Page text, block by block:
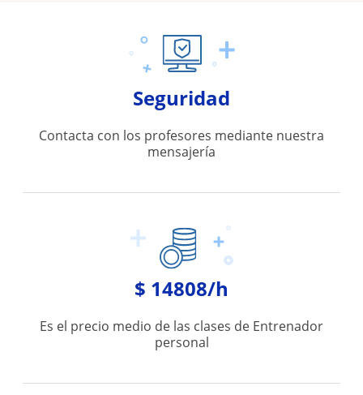
Seguridad
Contacta con los profesores mediante nuestra
mensajería
$ 14808/h
Es el precio medio de las clases de Entrenador
personal